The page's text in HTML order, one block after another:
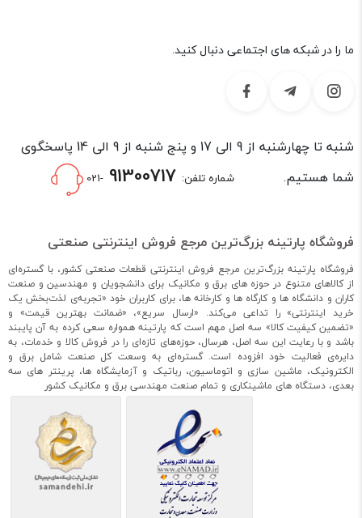
ما را در شبکه های اجتماعی دنبال کنید.
شنبه تا چهارشنبه از 9 الی 17 و پنج شنبه از 9 الی 14 پاسخگوی
شما هستیم.
شماره تلفن: -021
فروشگاه پارتینه بزرگ‌ترین مرجع فروش اینترنتی صنعتی
فروشگاه پارتینه بزرگ‌ترین مرجع فروش اینترنتی قطعات صنعتی کشور، با گستره‌ای
از کالاهای متنوع در حوزه های برق و مکانیک برای دانشجویان و مهندسین و صنعت
کاران و دانشگاه ها و کارگاه ها و کارخانه ها، برای کاربران خود «تجربه‌ی لذت‌بخش یک
خرید اینترنتی» را تداعی می‌کند. «ارسال سریع»، «ضمانت بهترین قیمت» و
«تضمین کیفیت کالا» سه اصل مهم است که پارتینه همواره سعی کرده به آن پایبند
باشد و با رعایت این سه اصل، هرسال، حوزه‌های تازه‌ای را در فروش کالا و خدمات، به
دایره‌ی فعالیت خود افزوده است. گستره‌ای به وسعت کل صنعت شامل برق و
الکترونیک، ماشین سازی و اتوماسیون، رباتیک و آزمایشگاه ها، پرینتر های سه
بعدی، دستگاه های ماشینکاری و تمام صنعت مهندسی برق و مکانیک کشور